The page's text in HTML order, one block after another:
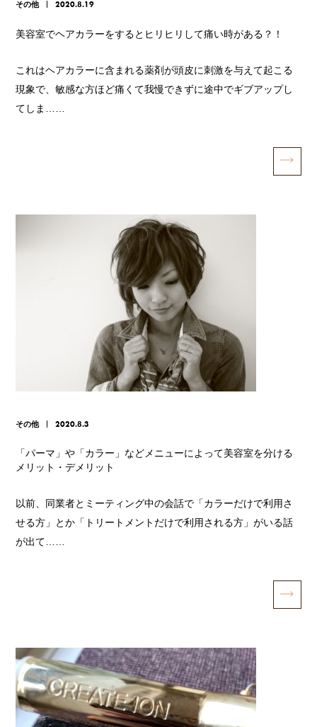
その他 2020.8.19
美容室でヘアカラーをするとヒリヒリして痛い時がある？！
これはヘアカラーに含まれる薬剤が頭皮に刺激を与えて起こる
現象で、敏感な方ほど痛くて我慢できずに途中でギブアップし
てしま……
その他 2020.8.3
「パーマ」や「カラー」などメニューによって美容室を分ける
メリット・デメリット
以前、同業者とミーティング中の会話で「カラーだけで利用さ
せる方」とか「トリートメントだけで利用される方」がいる話
が出て……